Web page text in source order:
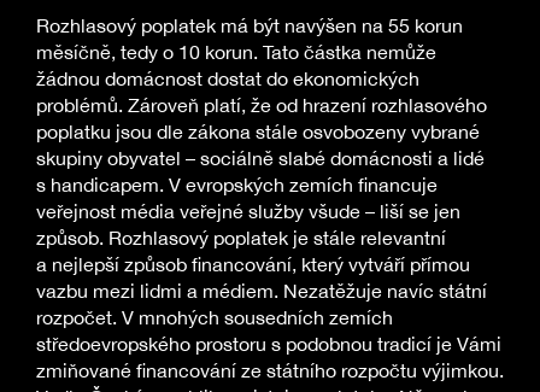
Rozhlasový poplatek má být navýšen na 55 korun
měsíčně, tedy o 10 korun. Tato částka nemůže
žádnou domácnost dostat do ekonomických
problémů. Zároveň platí, že od hrazení rozhlasového
poplatku jsou dle zákona stále osvobozeny vybrané
skupiny obyvatel – sociálně slabé domácnosti a lidé
s handicapem. V evropských zemích financuje
veřejnost média veřejné služby všude – liší se jen
způsob. Rozhlasový poplatek je stále relevantní
a nejlepší způsob financování, který vytváří přímou
vazbu mezi lidmi a médiem. Nezatěžuje navíc státní
rozpočet. V mnohých sousedních zemích
středoevropského prostoru s podobnou tradicí je Vámi
zmiňované financování ze státního rozpočtu výjimkou.